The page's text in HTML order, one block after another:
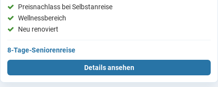
Preisnachlass bei Selbstanreise
Wellnessbereich
Neu renoviert
8-Tage-Seniorenreise
Details ansehen